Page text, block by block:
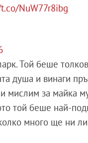
NuW77r8ibg
Той беше
душа и винаги
мислим за майка
той беше най-
много ще ни